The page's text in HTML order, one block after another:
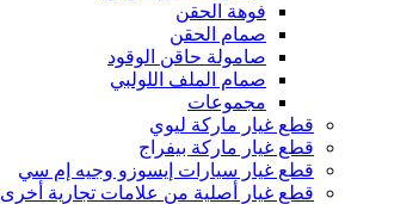
فوهة الحقن
صمام الحقن
صامولة حاقن الوقود
صمام الملف اللولبي
مجموعات
قطع غيار ماركة ليوي
قطع غيار ماركة بيفراج
قطع غيار سيارات إيسوزو وجيه إم سي
قطع غيار أصلية من علامات تجارية أخرى